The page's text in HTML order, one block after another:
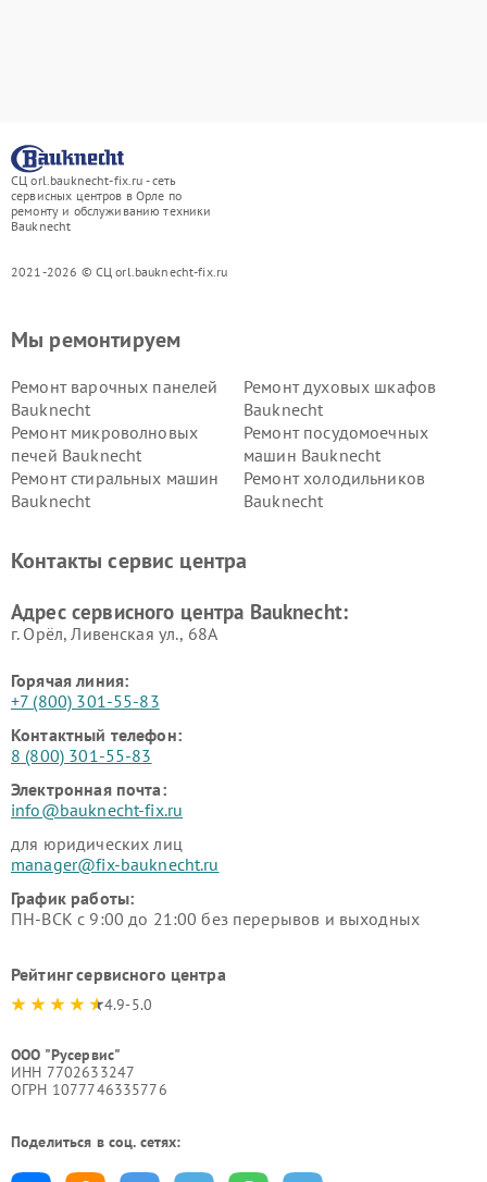
СЦ orl.bauknecht-fix.ru - сеть
сервисных центров в Орле по
ремонту и обслуживанию техники
Bauknecht
2021-2026 © СЦ orl.bauknecht-fix.ru
Мы ремонтируем
Ремонт варочных панелей
Bauknecht
Ремонт духовых шкафов
Bauknecht
Ремонт микроволновых
печей Bauknecht
Ремонт посудомоечных
машин Bauknecht
Ремонт стиральных машин
Bauknecht
Ремонт холодильников
Bauknecht
Контакты сервис центра
Адрес сервисного центра Bauknecht:
г. Орёл, Ливенская ул., 68А
Горячая линия:
+7 (800) 301-55-83
Контактный телефон:
8 (800) 301-55-83
Электронная почта:
info@bauknecht-fix.ru
для юридических лиц
manager@fix-bauknecht.ru
График работы:
ПН-ВСК с 9:00 до 21:00 без перерывов и выходных
Рейтинг сервисного центра
4.9-5.0
ООО "Русервис"
ИНН 7702633247
ОГРН 1077746335776
Поделиться в соц. сетях: